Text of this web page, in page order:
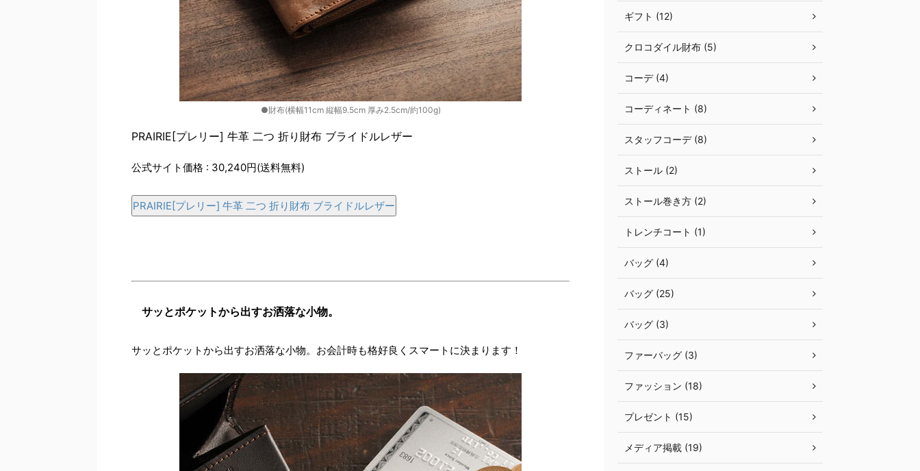
●財布(横幅11cm 縦幅9.5cm 厚み2.5cm/約100g)
PRAIRIE[プレリー] 牛革 二つ 折り財布 ブライドルレザー
公式サイト価格 : 30,240円(送料無料)
PRAIRIE[プレリー] 牛革 二つ 折り財布 ブライドルレザー
サッとポケットから出すお洒落な小物。
サッとポケットから出すお洒落な小物。お会計時も格好良くスマートに決まります！
ギフト (12)
クロコダイル財布 (5)
コーデ (4)
コーディネート (8)
スタッフコーデ (8)
ストール (2)
ストール巻き方 (2)
トレンチコート (1)
バッグ (4)
バッグ (25)
バッグ (3)
ファーバッグ (3)
ファッション (18)
プレゼント (15)
メディア掲載 (19)